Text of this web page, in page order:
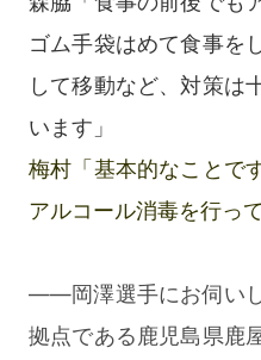
ゴム手袋はめて食事を
して移動など、対策は
います」
梅村「基本的なことで
アルコール消毒を行っ
――岡澤選手にお伺い
拠点である鹿児島県鹿